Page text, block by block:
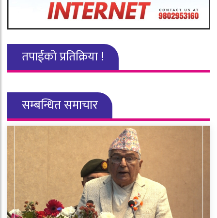
तपाईको प्रतिक्रिया !
सम्बन्धित समाचार